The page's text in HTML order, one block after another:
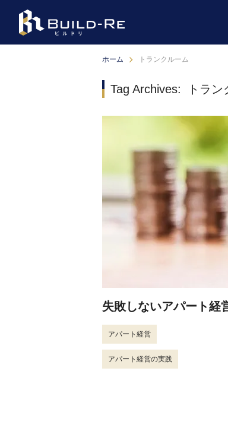
ホーム トランクルーム
Tag Archives: トラン
失敗しないアパート経
アパート経営
アパート経営の実践